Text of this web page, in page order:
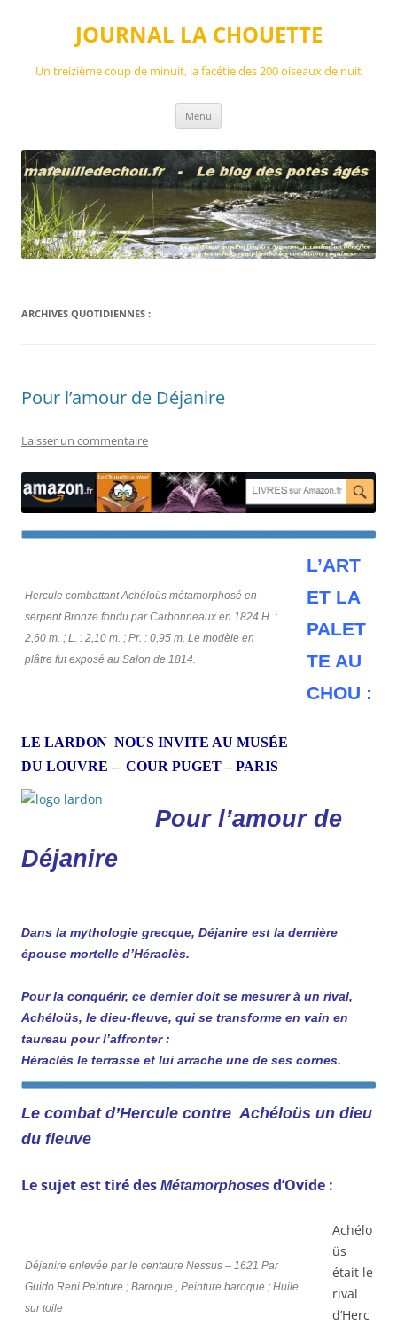
JOURNAL LA CHOUETTE
Un treizième coup de minuit, la facétie des 200 oiseaux de nuit
Menu
ARCHIVES QUOTIDIENNES :
Pour l’amour de Déjanire
Laisser un commentaire
Hercule combattant Achéloüs métamorphosé en
serpent Bronze fondu par Carbonneaux en 1824 H. :
2,60 m. ; L. : 2,10 m. ; Pr. : 0,95 m. Le modèle en
plâtre fut exposé au Salon de 1814.
L’ART
ET LA
PALET
TE AU
CHOU :
LE LARDON NOUS INVITE AU MUSÉE
DU LOUVRE – COUR PUGET –PARIS
Pour l’amour de
Déjanire
Dans la mythologie grecque, Déjanire est la dernière
épouse mortelle d’Héraclès.
Pour la conquérir, ce dernier doit se mesurer à un rival,
Achéloüs, le dieu-fleuve, qui se transforme en vain en
taureau pour l’affronter :
Héraclès le terrasse et lui arrache une de ses cornes.
Le combat d’Hercule contre Achéloüs un dieu
du fleuve
Le sujet est tiré des Métamorphoses d’Ovide :
Déjanire enlevée par le centaure Nessus – 1621 Par
Guido Reni Peinture ; Baroque , Peinture baroque ; Huile
sur toile
Achélo
üs
était le
rival
d’Herc